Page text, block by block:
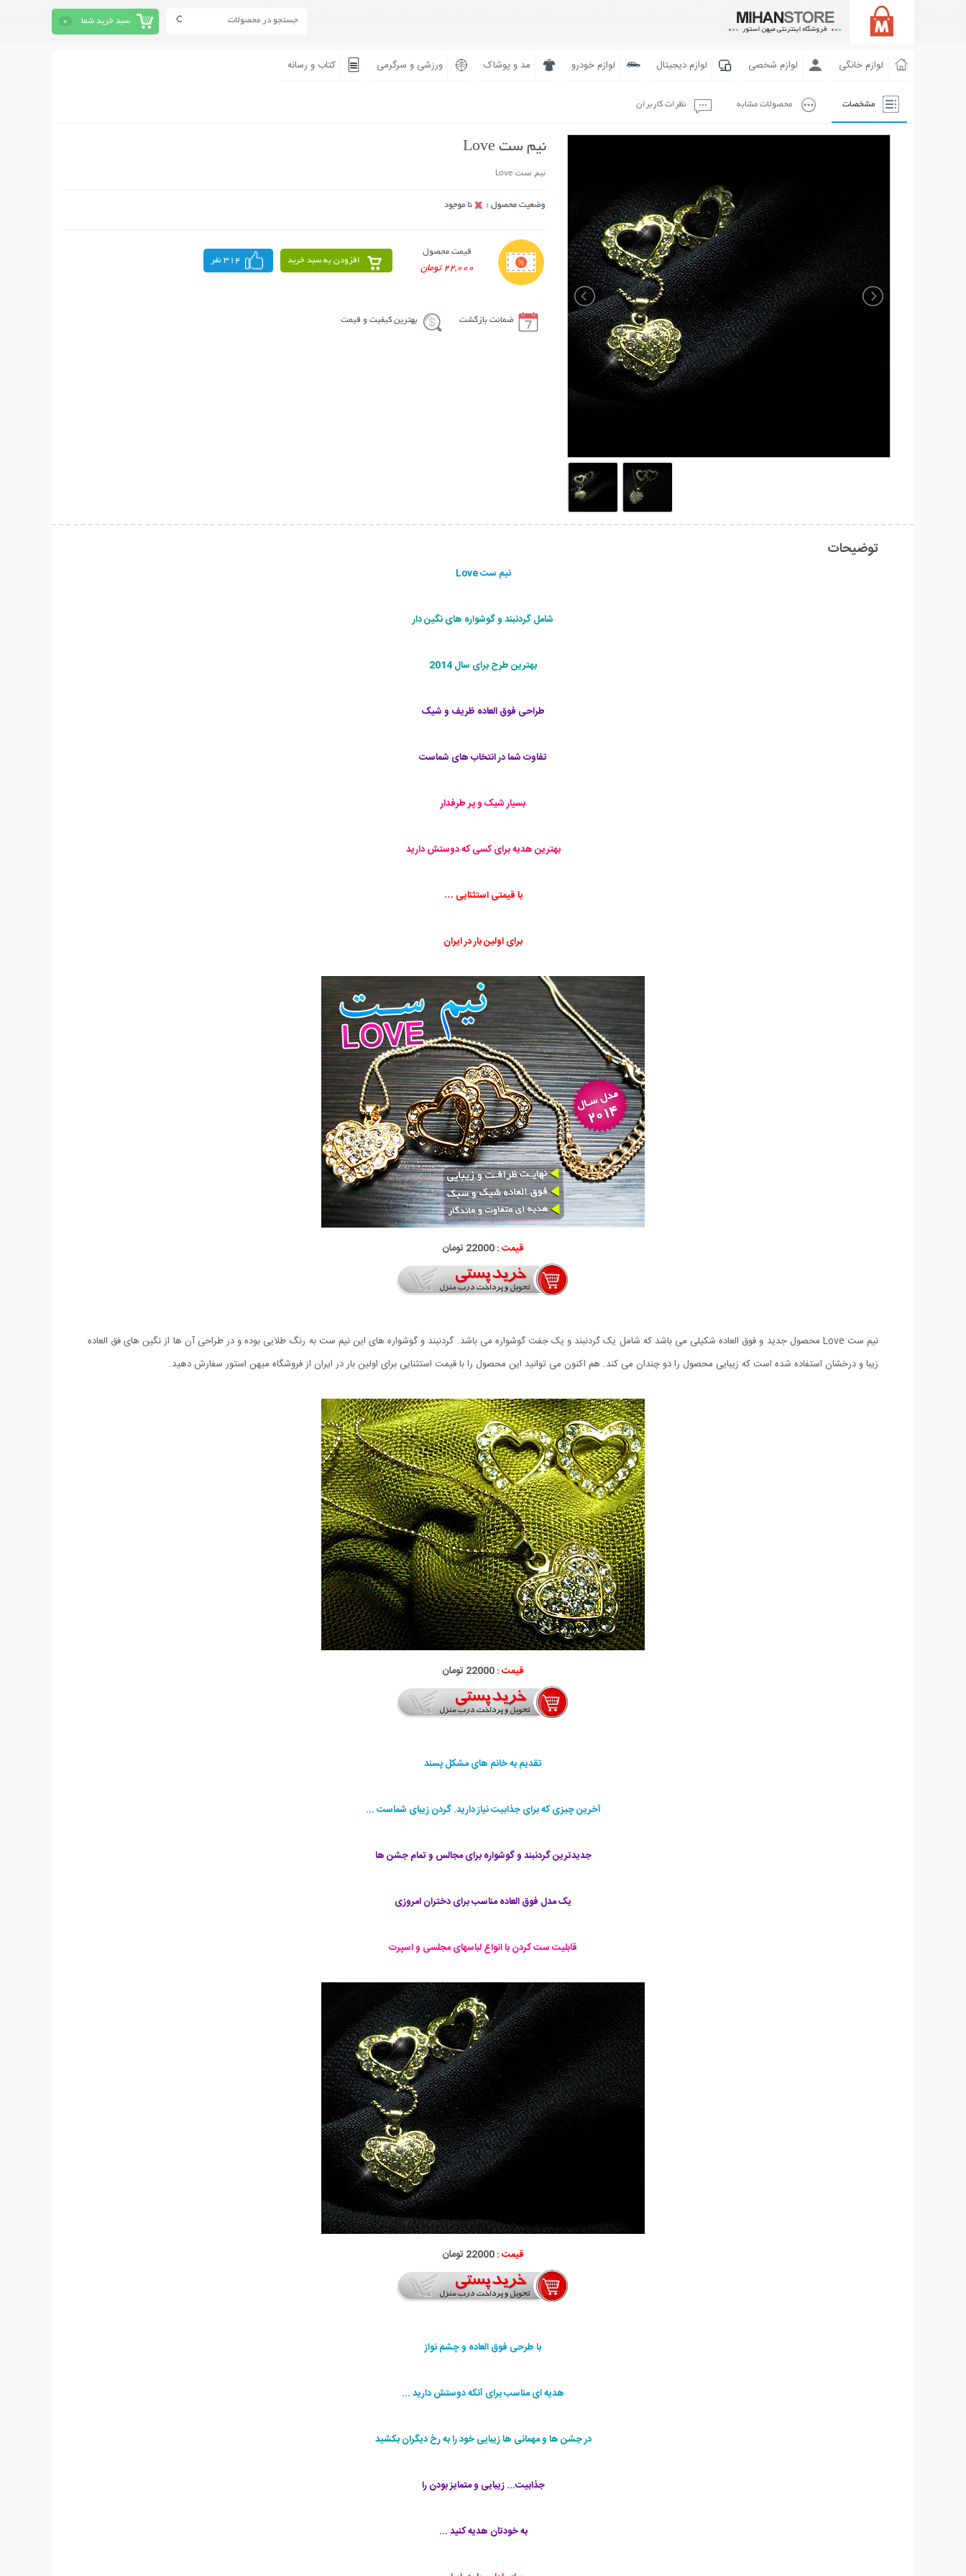
سبد خرید شما 0
لوازم خانگی لوازم شخصی لوازم دیجیتال لوازم خودرو مد و پوشاک ورزشی و سرگرمی کتاب و رسانه
مشخصات محصولات مشابه نظرات کاربران
نیم ست Love
نیم ست Love
قیمت محصول
22,000 تومان
افزودن به سبد خرید 314 نفر
ضمانت بازگشت بهترین کیفیت و قیمت
توضیحات
نیم ست Love
شامل گردنبند و گوشواره های نگین دار
بهترین طرح برای سال 2014
طراحی فوق العاده ظریف و شیک
تفاوت شما در انتخاب های شماست
بسیار شیک و پر طرفدار
بهترین هدیه برای کسی که دوستش دارید
با قیمتی استثنایی …
برای اولین بار در ایران
قیمت :22000 تومان
نیم ست Love محصول جدید و فوق العاده شکیلی می باشد که شامل یک گردنبند و یک جفت گوشواره می باشد. گردنبند و گوشواره های این نیم ست به رنگ طلایی بوده و در طراحی آن ها از نگین های فق العاده
زیبا و درخشان استفاده شده است که زیبایی محصول را دو چندان می کند. هم اکنون می توانید این محصول را با قیمت استثنایی برای اولین بار در ایران از فروشگاه میهن استور سفارش دهید.
قیمت :22000 تومان
تقدیم به خانم های مشکل پسند
آخرین چیزی که برای جذابیت نیاز دارید. گردن زیبای شماست ...
جدیدترین گردنبند و گوشواره برای مجالس و تمام جشن ها
یک مدل فوق العاده مناسب برای دختران امروزی
قابلیت ست کردن با انواع لباسهای مجلسی و اسپرت
قیمت :22000 تومان
با طرحی فوق العاده و چشم نواز
هدیه ای مناسب برای آنکه دوستش دارید ...
در جشن ها و مهمانی ها زیبایی خود را به رخ دیگران بکشید
جذابیت... زیبایی و متمایز بودن را
به خودتان هدیه کنید ...